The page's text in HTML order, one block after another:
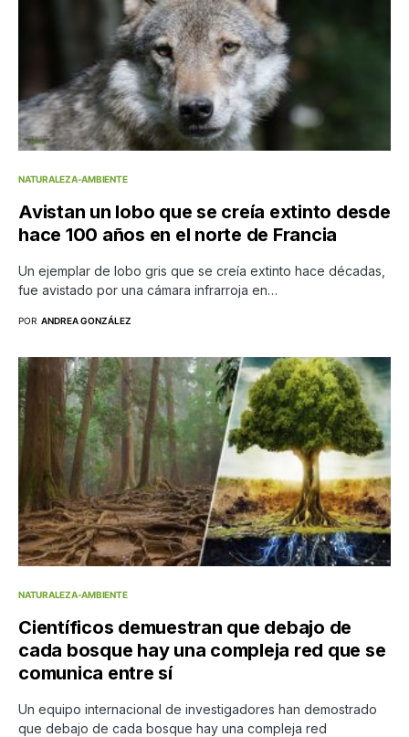
NATURALEZA-AMBIENTE
Avistan un lobo que se creía extinto desde
hace 100 años en el norte de Francia
Un ejemplar de lobo gris que se creía extinto hace décadas,
fue avistado por una cámara infrarroja en…
POR ANDREA GONZÁLEZ
NATURALEZA-AMBIENTE
Científicos demuestran que debajo de
cada bosque hay una compleja red que se
comunica entre sí
Un equipo internacional de investigadores han demostrado
que debajo de cada bosque hay una compleja red